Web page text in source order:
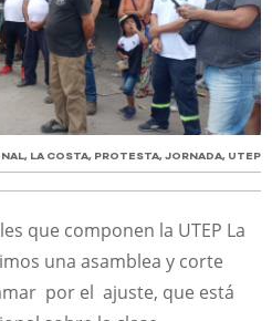
, LA COSTA, PROTESTA, JORNADA, UTEP
que componen la UTEP La
una asamblea y corte
por el ajuste, que está